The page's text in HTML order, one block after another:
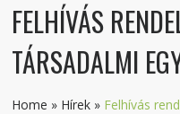
FELHÍVÁS
TÁRSADALMI
Home » Hírek » Felhívás